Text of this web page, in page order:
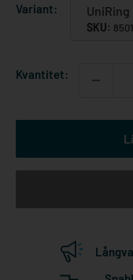
Variant: UniRing
SKU:
Kvantitet: